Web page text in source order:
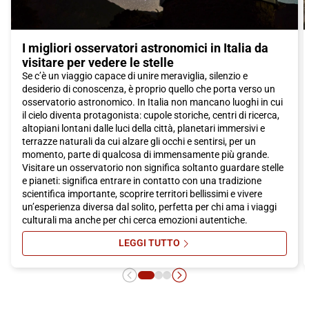
della città, dove potrai gustare i famosiBussolai eGrisel,
biscotti tradizionali che ti conquisteranno con il loro sapore
unico.
Insomma, Padova è una città che sa conquistare i suoi
visitatori con il suo patrimonio artistico, i suoi tesori
gastronomici e l'atmosfera unica che si respira camminando
per le sue strade. Non perdere l'occasione di scoprire questa
meravigliosa città, e scegli il treno Italo per vivere un'esperienza
di viaggio confortevole e di qualità. Acquista subito il tuo
biglietto Italo per Padova e preparati a scoprire una città che ti
lascerà incantato!
I migliori osservatori astronomici in Italia da
visitare per vedere le stelle
Se c’è un viaggio capace di unire meraviglia, silenzio e
desiderio di conoscenza, è proprio quello che porta verso un
osservatorio astronomico. In Italia non mancano luoghi in cui
il cielo diventa protagonista: cupole storiche, centri di ricerca,
altopiani lontani dalle luci della città, planetari immersivi e
terrazze naturali da cui alzare gli occhi e sentirsi, per un
momento, parte di qualcosa di immensamente più grande.
Visitare un osservatorio non significa soltanto guardare stelle
e pianeti: significa entrare in contatto con una tradizione
scientifica importante, scoprire territori bellissimi e vivere
un’esperienza diversa dal solito, perfetta per chi ama i viaggi
culturali ma anche per chi cerca emozioni autentiche.
LEGGI TUTTOSU I MIGLIORI OSSERVATORI